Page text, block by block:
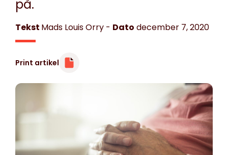
på.
Tekst Mads Louis Orry - Dato december 7, 2020
Print artikel